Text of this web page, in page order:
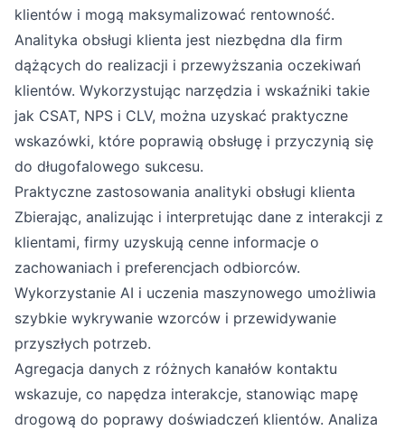
klientów i mogą maksymalizować rentowność.
Analityka obsługi klienta jest niezbędna dla firm
dążących do realizacji i przewyższania oczekiwań
klientów. Wykorzystując narzędzia i wskaźniki takie
jak CSAT, NPS i CLV, można uzyskać praktyczne
wskazówki, które poprawią obsługę i przyczynią się
do długofalowego sukcesu.
Praktyczne zastosowania analityki obsługi klienta
Zbierając, analizując i interpretując dane z interakcji z
klientami, firmy uzyskują cenne informacje o
zachowaniach i preferencjach odbiorców.
Wykorzystanie AI i uczenia maszynowego umożliwia
szybkie wykrywanie wzorców i przewidywanie
przyszłych potrzeb.
Agregacja danych z różnych kanałów kontaktu
wskazuje, co napędza interakcje, stanowiąc mapę
drogową do poprawy doświadczeń klientów. Analiza